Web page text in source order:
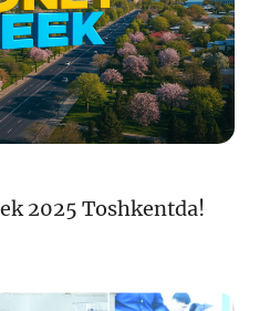
2025 Toshkentda!